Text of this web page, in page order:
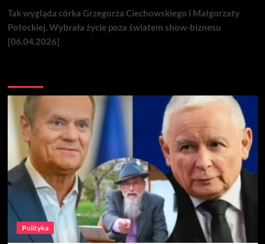
Tak wygląda córka Grzegorza Ciechowskiego i Małgorzaty
Potockiej. Wybrała życie poza światem show-biznesu
[06.04.2026]
Polityka